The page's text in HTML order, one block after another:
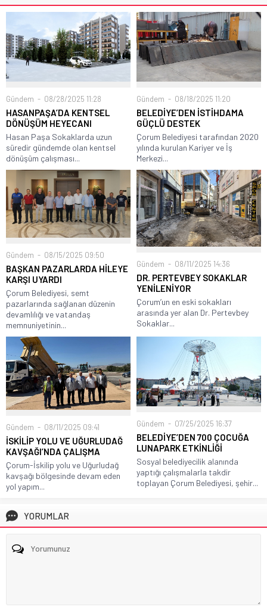
Gündem 08/28/2025 11:28
HASANPAŞA’DA KENTSEL
DÖNÜŞÜM HEYECANI
Hasan Paşa Sokaklarda uzun
süredir gündemde olan kentsel
dönüşüm çalışması...
Gündem 08/18/2025 11:20
BELEDİYE’DEN İSTİHDAMA
GÜÇLÜ DESTEK
Çorum Belediyesi tarafından 2020
yılında kurulan Kariyer ve İş
Merkezi...
Gündem 08/15/2025 09:50
BAŞKAN PAZARLARDA HİLEYE
KARŞI UYARDI
Çorum Belediyesi, semt
pazarlarında sağlanan düzenin
devamlılığı ve vatandaş
memnuniyetinin...
Gündem 08/11/2025 14:36
DR. PERTEVBEY SOKAKLAR
YENİLENİYOR
Çorum’un en eski sokakları
arasında yer alan Dr. Pertevbey
Sokaklar...
Gündem 08/11/2025 09:41
İSKİLİP YOLU VE UĞURLUDAĞ
KAVŞAĞI’NDA ÇALIŞMA
Çorum-İskilip yolu ve Uğurludağ
kavşağı bölgesinde devam eden
yol yapım...
Gündem 07/25/2025 16:37
BELEDİYE’DEN 700 ÇOCUĞA
LUNAPARK ETKİNLİĞİ
Sosyal belediyecilik alanında
yaptığı çalışmalarla takdir
toplayan Çorum Belediyesi, şehir...
YORUMLAR